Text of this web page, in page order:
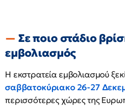
Σε ποιο στάδιο
εμβολιασμός
Η εκστρατεία εμβολιασμού
σαββατοκύριακο 26-27
περισσότερες χώρες της